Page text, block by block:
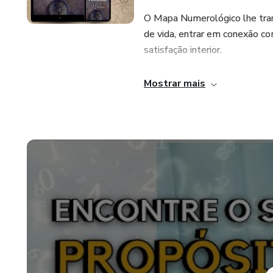
O Mapa Numerológico lhe
de vida, entrar em conexão
satisfação interior.
Para fazer o seu Mapa será
*Prazo de entrega: 15 dias
Mostrar mais